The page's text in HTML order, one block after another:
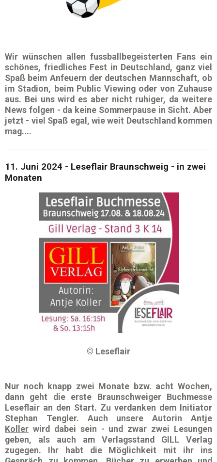
Wir wünschen allen fussballbegeisterten Fans ein
schönes, friedliches Fest in Deutschland, ganz viel
Spaß beim Anfeuern der deutschen Mannschaft, ob
im Stadion, beim Public Viewing oder von Zuhause
aus. Bei uns wird es aber nicht ruhiger, da weitere
News folgen - da keine Sommerpausein Sicht. Aber
jetzt - viel Spaß egal, wie weit Deutschland kommen
mag....
11. Juni 2024 - Leseflair Braunschweig - in zwei
Monaten
© Leseflair
Nur noch knapp zwei Monate bzw. acht Wochen,
dann geht die erste Braunschweiger Buchmesse
Leseflair an den Start. Zu verdanken dem Initiator
Stephan Tengler. Auch unsereAutorinAntje
Koller wird dabei sein - und zwar zwei Lesungen
geben, als auch am Verlagsstand GILL Verlag
zugegen. Ihr habt die Möglichkeit mit ihr ins